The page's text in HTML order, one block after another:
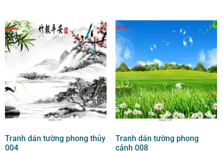
Tranh dán tường phong thủy
004
Tranh dán tường phong
cảnh 008